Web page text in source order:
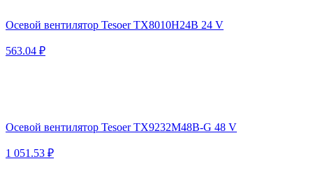
Осевой вентилятор Tesoer TX8010H24B 24 V
563.04 ₽
Осевой вентилятор Tesoer TX9232M48B-G 48 V
1 051.53 ₽